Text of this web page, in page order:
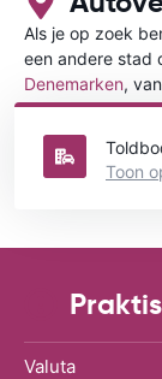
Als je op zoek
een andere stad
Denemarken,
stad in
Toon
Valuta